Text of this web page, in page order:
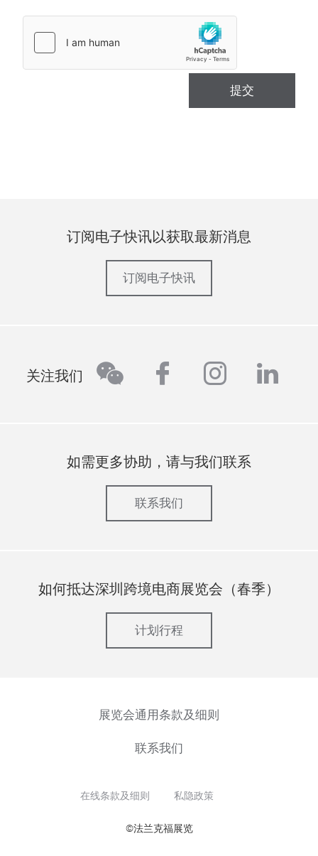
提交
订阅电子快讯以获取最新消息
订阅电子快讯
关注我们 wechatfacebook
如需更多协助，请与我们联系
联系我们
如何抵达深圳跨境电商展览会（春季）
计划行程
展览会通用条款及细则
联系我们
在线条款及细则 私隐政策
©法兰克福展览